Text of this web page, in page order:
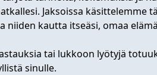
Jaksoissa käsittelemme
niiden kautta itseäsi, omaa
tai lukkoon lyötyjä
sinulle.